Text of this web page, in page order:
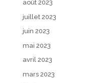
août 2023
juillet 2023
juin 2023
mai 2023
avril 2023
mars 2023